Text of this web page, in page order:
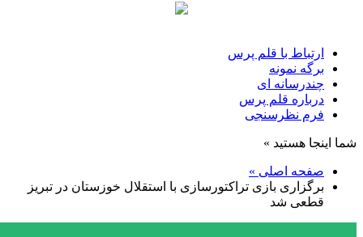
ارتباط با قلم پرس
برگه نمونه
چندرسانه ای
درباره قلم پرس
فرم نظرسنجی
شما اینجا هستید »
صفحه اصلی »
برگزاری بازی تراکتورسازی با استقلال خوزستان در تبریز
قطعی شد